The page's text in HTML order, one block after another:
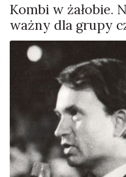
Kombi w żałobie.
ważny dla grupy